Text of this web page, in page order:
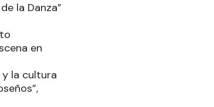
la Danza”
en
la cultura